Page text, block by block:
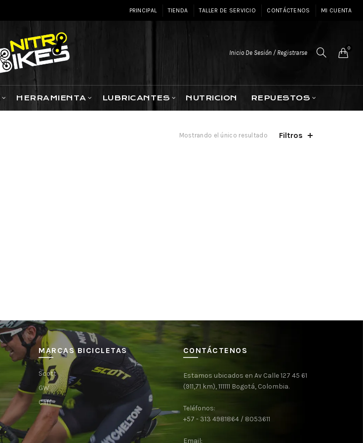
PRINCIPAL TIENDA TALLER DE SERVICIO CONTÁCTENOS MI CUENTA
Inicio De Sesión / Registrarse
0
HERRAMIENTA LUBRICANTES NUTRICION REPUESTOS
Mostrando el único resultado Filtros
MARCAS BICICLETAS
Scott
GW
Cliff
CONTÁCTENOS
Estamos ubicados en Av Calle 127 45 61
(911,71 km), 111111 Bogotá, Colombia.
Teléfonos:
+57 - 313 4981864 / 8053611
Email: